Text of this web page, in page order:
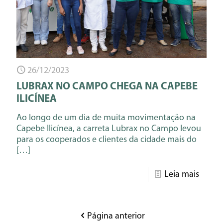
26/12/2023
LUBRAX NO CAMPO CHEGA NA CAPEBE
ILICÍNEA
Ao longo de um dia de muita movimentação na
Capebe Ilicínea, a carreta Lubrax no Campo levou
para os cooperados e clientes da cidade mais do
[…]
Leia mais
Página anterior